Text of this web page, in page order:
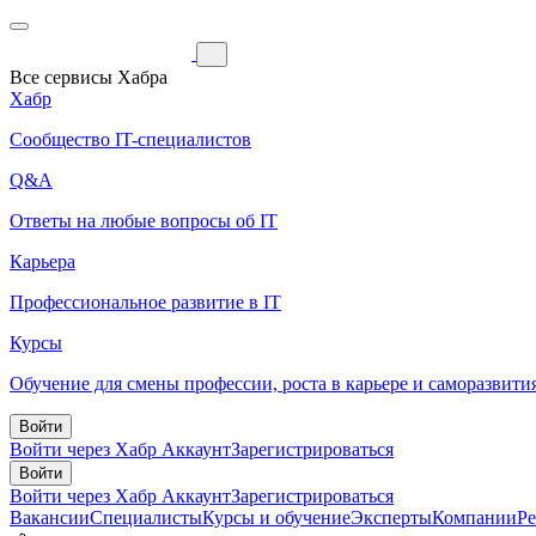
Все сервисы Хабра
Хабр
Сообщество IT-специалистов
Q&A
Ответы на любые вопросы об IT
Карьера
Профессиональное развитие в IT
Курсы
Обучение для смены профессии, роста в карьере и
Войти
Войти через Хабр АккаунтЗарегистрироваться
Войти
Войти через Хабр АккаунтЗарегистрироваться
ВакансииСпециалистыКурсы и обучениеЭкспертыКомпании